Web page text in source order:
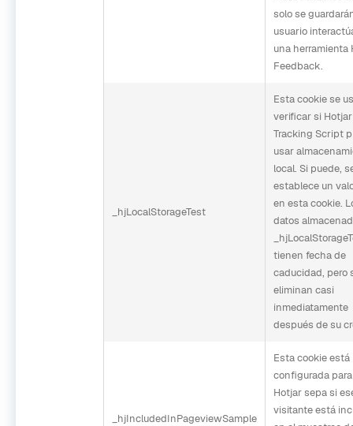
solo se
usuario
una herramienta
Feedback.
_hjLocalStorageTest
Esta cookie se
verificar si Hotjar
Tracking Script
usar
local. Si puede,
establece un
en esta cookie.
datos
tienen fecha de
caducidad, pero
eliminan casi
inmediatamente
después de su
_hjIncludedInPageviewSample
Esta cookie está
configurada
Hotjar sepa si
visitante está